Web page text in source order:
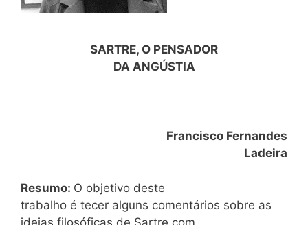
SARTRE, O PENSADOR
DA ANGÚSTIA
Francisco Fernandes
Ladeira
Resumo: O objetivo deste
trabalho é tecer alguns comentários sobre as
ideias filosóficas de Sartre com